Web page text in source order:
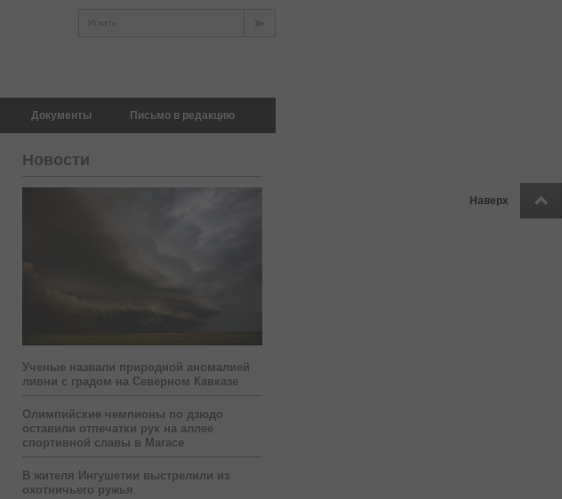
Наверх
Искать
Документы Письмо в редакцию
Новости
Ученые назвали природной аномалией
ливни с градом на Северном Кавказе
Олимпийские чемпионы по дзюдо
оставили отпечатки рук на аллее
спортивной славы в Магасе
В жителя Ингушетии выстрелили из
охотничьего ружья